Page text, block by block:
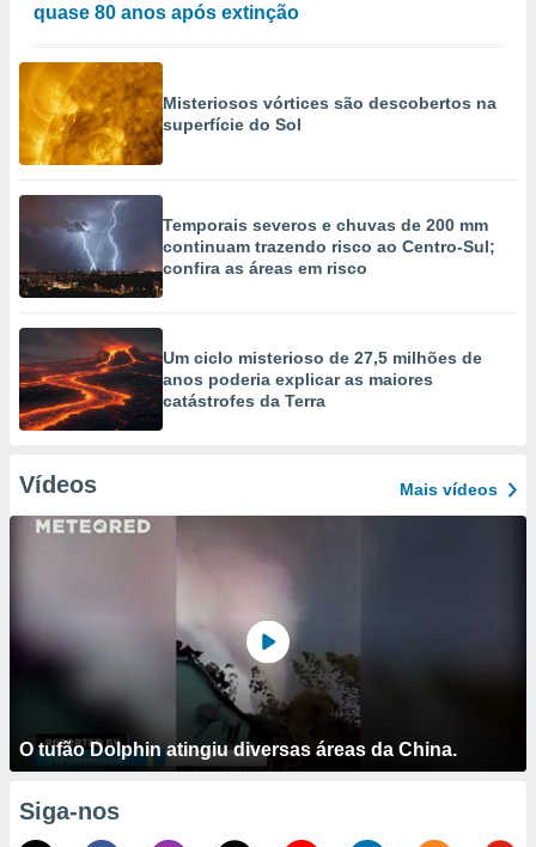
quase 80 anos após extinção
Misteriosos vórtices são descobertos na
superfície do Sol
Temporais severos e chuvas de 200 mm
continuam trazendo risco ao Centro-Sul;
confira as áreas em risco
Um ciclo misterioso de 27,5 milhões de
anos poderia explicar as maiores
catástrofes da Terra
Vídeos Mais vídeos
O tufão Dolphin atingiu diversas áreas da China.
Siga-nos